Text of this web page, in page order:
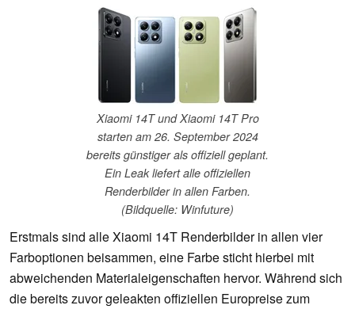
Xiaomi 14T und Xiaomi 14T Pro
starten am 26. September 2024
bereits günstiger als offiziell geplant.
Ein Leak liefert alle offiziellen
Renderbilder in allen Farben.
(Bildquelle: Winfuture)
Erstmals sind alle Xiaomi 14T Renderbilder in allen vier
Farboptionen beisammen, eine Farbe sticht hierbei mit
abweichenden Materialeigenschaften hervor. Während sich
die bereits zuvor geleakten offiziellen Europreise zum